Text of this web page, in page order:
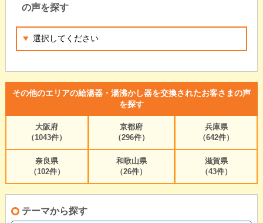
の声を探す
その他のエリアの給湯器・湯沸かし器を交換されたお客さまの声
を探す
大阪府
（1043件）
京都府
（296件）
兵庫県
（642件）
奈良県
（102件）
和歌山県
（26件）
滋賀県
（43件）
テーマから探す